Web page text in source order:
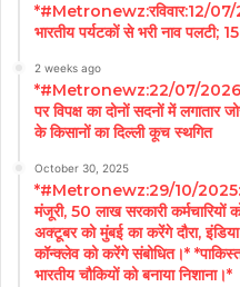
*#Metronewz:रविवार:12/07/
भारतीय पर्यटकों से भरी नाव पलटी;
2 weeks ago
*#Metronewz:22/07/
पर विपक्ष का दोनों सदनों में लगातार
के किसानों का दिल्ली कूच स्थगित
October 30, 2025
*#Metronewz:29/10/2025:
मंजूरी, 50 लाख सरकारी कर्मचारियों
अक्टूबर को मुंबई का करेंगे दौरा,
कॉन्क्लेव को करेंगे संबोधित।*
भारतीय चौकियों को बनाया निशाना।*